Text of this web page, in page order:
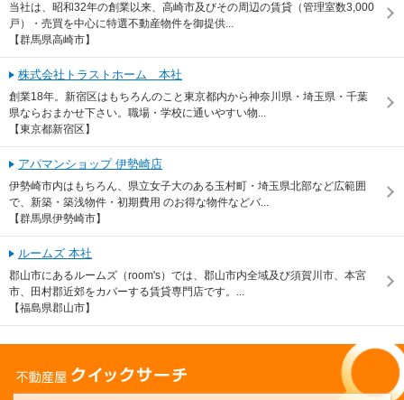
当社は、昭和32年の創業以来、高崎市及びその周辺の賃貸（管理室数3,000
戸）・売買を中心に特選不動産物件を御提供...
【群馬県高崎市】
株式会社トラストホーム 本社
創業18年。新宿区はもちろんのこと東京都内から神奈川県・埼玉県・千葉
県ならおまかせ下さい。職場・学校に通いやすい物...
【東京都新宿区】
アパマンショップ 伊勢崎店
伊勢崎市内はもちろん、県立女子大のある玉村町・埼玉県北部など広範囲
で、新築・築浅物件・初期費用 のお得な物件などバ...
【群馬県伊勢崎市】
ルームズ 本社
郡山市にあるルームズ（room's）では、郡山市内全域及び須賀川市、本宮
市、田村郡近郊をカバーする賃貸専門店です。...
【福島県郡山市】
不動産屋クイックサーチ